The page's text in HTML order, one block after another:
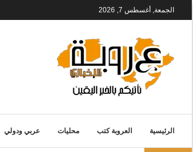
الجمعة, أغسطس 7, 2026
الرئيسية العروبة كتب محليات عربي ودولي